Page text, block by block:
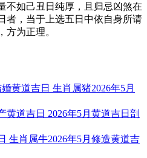
不如己丑日纯厚，且归忌凶煞在
者，当于上选五日中依自身所请
方为正理。
黄道吉日 生肖属猪2026年5月
黄道吉日 2026年5月黄道吉日剖
生肖属牛2026年5月修造黄道吉